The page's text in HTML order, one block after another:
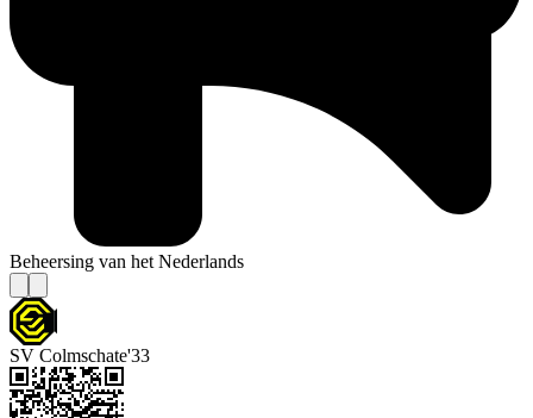
Beheersing van het Nederlands
SV Colmschate'33